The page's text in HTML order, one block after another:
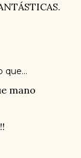
que…
mano